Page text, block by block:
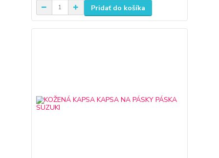
Pridať do košíka